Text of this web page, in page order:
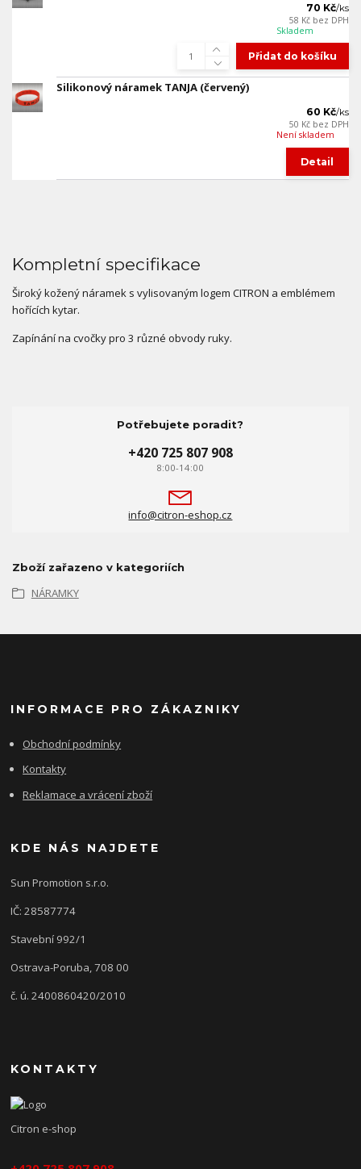
70 Kč/ks
58 Kč bez DPH
Skladem
Přidat do košíku
Silikonový náramek TANJA (červený)
60 Kč/ks
50 Kč bez DPH
Není skladem
Detail
Kompletní specifikace
Široký kožený náramek s vylisovaným logem CITRON a emblémem
hořících kytar.
Zapínání na cvočky pro 3 různé obvody ruky.
Potřebujete poradit?
+420 725 807 908
8:00-14:00
info@citron-eshop.cz
Zboží zařazeno v kategoriích
NÁRAMKY
INFORMACE PRO ZÁKAZNIKY
Obchodní podmínky
Kontakty
Reklamace a vrácení zboží
KDE NÁS NAJDETE
Sun Promotion s.r.o.
IČ: 28587774
Stavební 992/1
Ostrava-Poruba, 708 00
č. ú. 2400860420/2010
KONTAKTY
Citron e-shop